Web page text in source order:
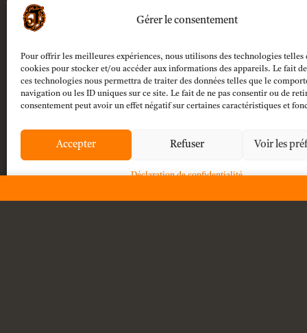
Gérer le consentement
Pour offrir les meilleures expériences, nous utilisons des technologies telles
cookies pour stocker et/ou accéder aux informations des appareils. Le fait
ces technologies nous permettra de traiter des données telles que le
navigation ou les ID uniques sur ce site. Le fait de ne pas consentir ou de
consentement peut avoir un effet négatif sur certaines caractéristiques et
Accepter Refuser Voir les
Déclaration de confidentialité
 Des question ?
F.A.Q.
" Imagination is the
of creation. You imagine what
you desire, you will what you
what you will. "